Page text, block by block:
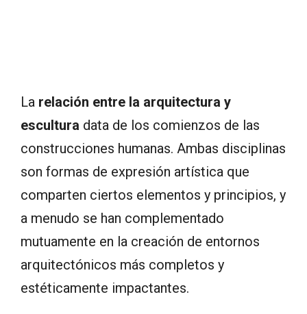
La relación entre la arquitectura y
escultura data de los comienzos de las
construcciones humanas. Ambas disciplinas
son formas de expresión artística que
comparten ciertos elementos y principios, y
a menudo se han complementado
mutuamente en la creación de entornos
arquitectónicos más completos y
estéticamente impactantes.